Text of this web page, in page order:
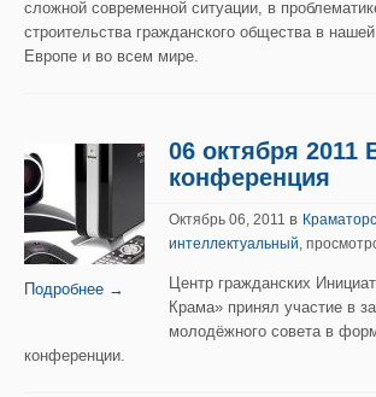
сложной современной ситуации, в
строительства гражданского общества в нашей
Европе и во всем мире.
Подробнее →
06 октября 2011
конференция
Октябрь 06, 2011 в
интеллектуальный ,
Центр гражданских
Крама» принял участие в
молодёжного совета в
конференции.